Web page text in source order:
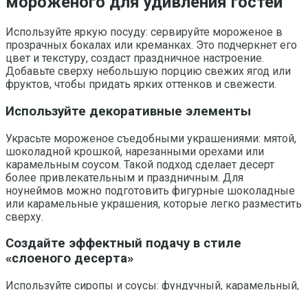
Используйте яркую посуду: сервируйте мороженое в
прозрачных бокалах или креманках. Это подчеркнет его
цвет и текстуру, создаст праздничное настроение.
Добавьте сверху небольшую порцию свежих ягод или
фруктов, чтобы придать ярких оттенков и свежести.
Используйте декоративные элементы
Украсьте мороженое съедобными украшениями: мятой,
шоколадной крошкой, нарезанными орехами или
карамельным соусом. Такой подход сделает десерт
более привлекательным и праздничным. Для
ноунеймов можно подготовить фигурные шоколадные
или карамельные украшения, которые легко разместить
сверху.
Создайте эффектный подачу в стиле
«слоеного десерта»
Используйте сиропы и соусы: фундучный, карамельный,